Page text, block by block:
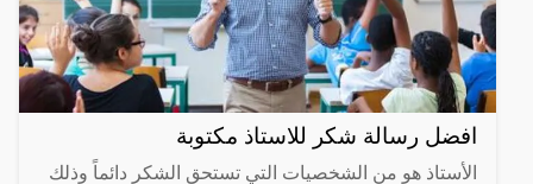
افضل رسالة شكر للاستاذ مكتوبة
الأستاذ هو من الشخصيات التي تستحق الشكر دائماً وذلك